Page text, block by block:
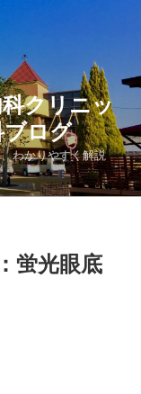
クリニッ
ログ
わかりやすく解説
蛍光眼底